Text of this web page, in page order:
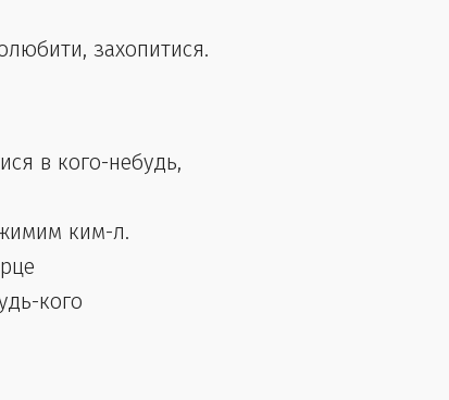
захопитися.
в кого-небудь,
ким-л.
кого